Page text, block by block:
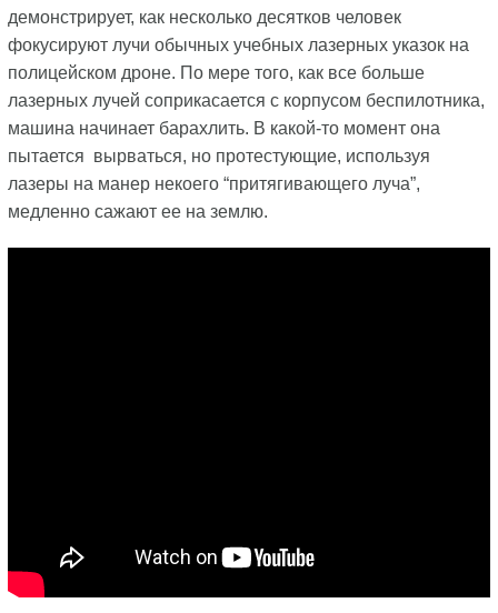
демонстрирует, как несколько десятков человек
фокусируют лучи обычных учебных лазерных указок на
полицейском дроне. По мере того, как все больше
лазерных лучей соприкасается с корпусом беспилотника,
машина начинает барахлить. В какой-то момент она
пытается вырваться, но протестующие, используя
лазеры на манер некоего “притягивающего луча”,
медленно сажают ее на землю.